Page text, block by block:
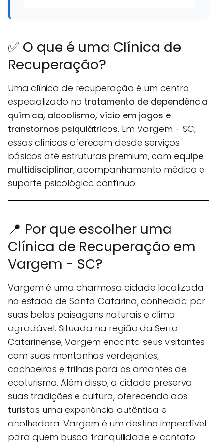
✅ O que é uma Clínica de
Recuperação?
Uma clínica de recuperação é um centro
especializado no tratamento de dependência
química, alcoolismo, vício em jogos e
transtornos psiquiátricos. Em Vargem - SC,
essas clínicas oferecem desde serviços
básicos até estruturas premium, com equipe
multidisciplinar, acompanhamento médico e
suporte psicológico contínuo.
📍 Por que escolher uma
Clínica de Recuperação em
Vargem - SC?
Vargem é uma charmosa cidade localizada
no estado de Santa Catarina, conhecida por
suas belas paisagens naturais e clima
agradável. Situada na região da Serra
Catarinense, Vargem encanta seus visitantes
com suas montanhas verdejantes,
cachoeiras e trilhas para os amantes de
ecoturismo. Além disso, a cidade preserva
suas tradições e cultura, oferecendo aos
turistas uma experiência autêntica e
acolhedora. Vargem é um destino imperdível
para quem busca tranquilidade e contato